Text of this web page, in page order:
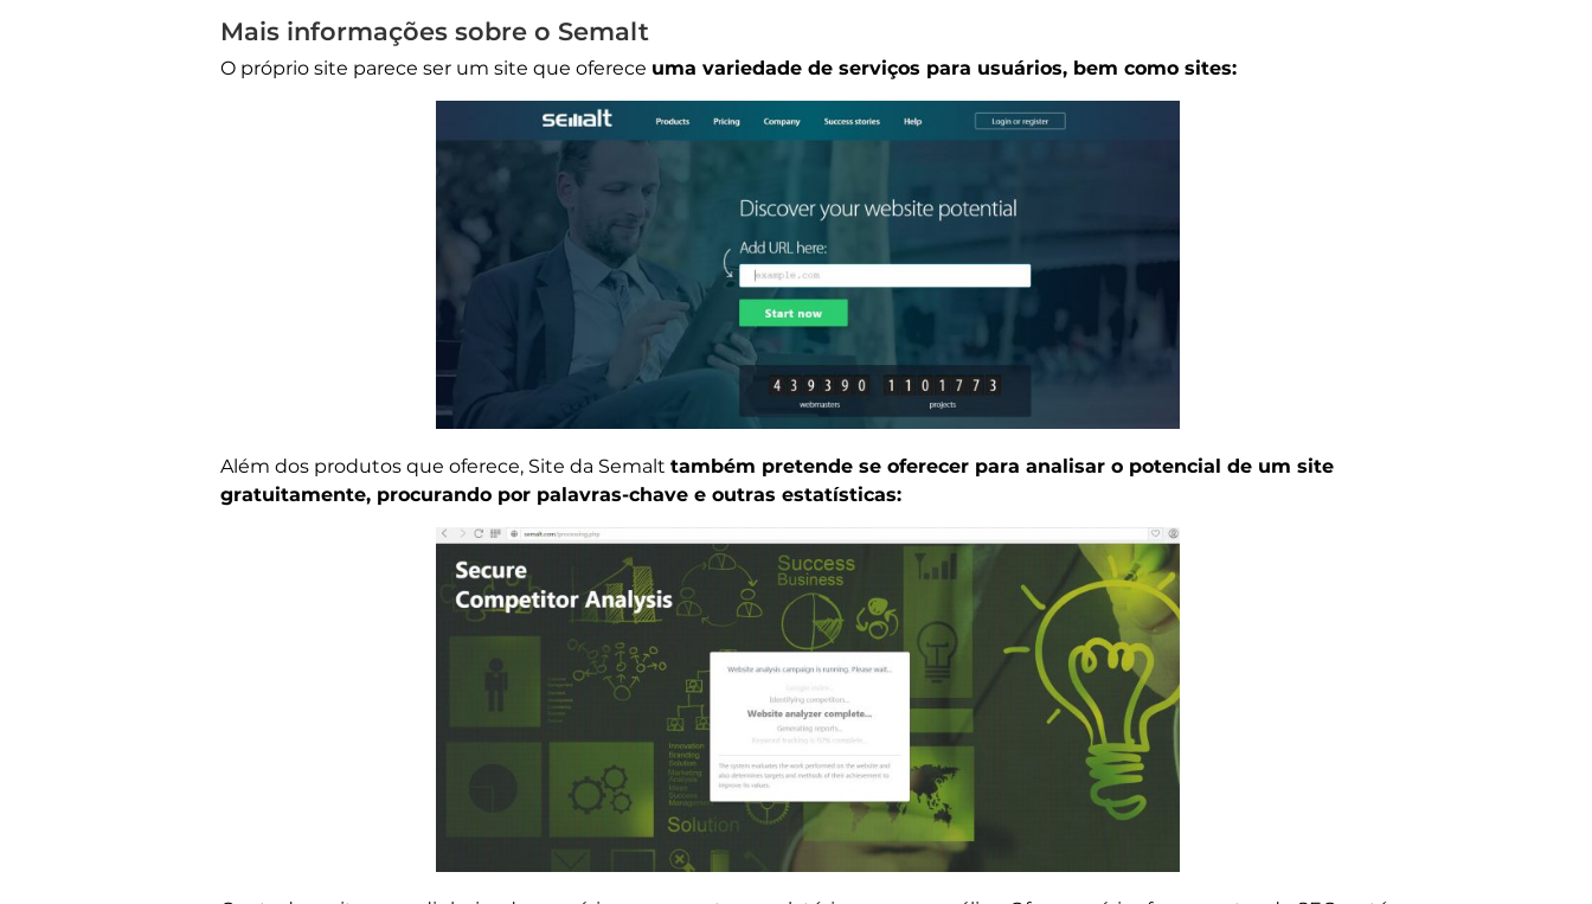
Mais informações sobre o Semalt
O próprio site parece ser um site que oferece uma variedade de serviços para usuários, bem como sites:
Além dos produtos que oferece, Site da Semalt também pretende se oferecer para analisar o potencial de um site
gratuitamente, procurando por palavras-chave e outras estatísticas: